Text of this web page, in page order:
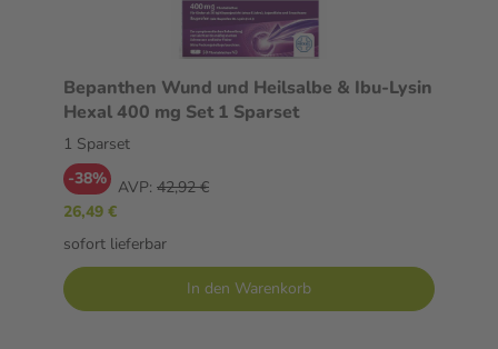
Bepanthen Wund und Heilsalbe & Ibu-Lysin
Hexal 400 mg Set 1 Sparset
1 Sparset
-38% AVP: 42,92 €
26,49 €
sofort lieferbar
In den Warenkorb